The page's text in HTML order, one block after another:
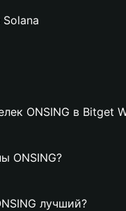
ONSING в Bitget
ONSING?
лучший?